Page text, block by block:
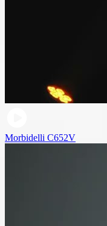
Morbidelli C652V